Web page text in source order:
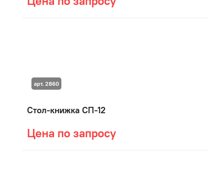
Стол-книжка СП-12
Цена по запросу
арт. 2860